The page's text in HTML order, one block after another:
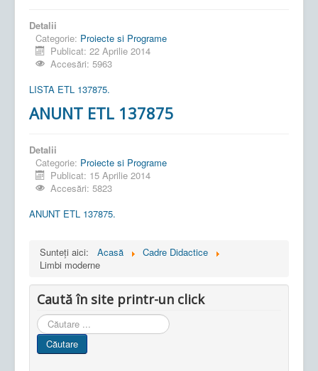
Detalii
Categorie: Proiecte si Programe
Publicat: 22 Aprilie 2014
Accesări: 5963
LISTA ETL 137875.
ANUNT ETL 137875
Detalii
Categorie: Proiecte si Programe
Publicat: 15 Aprilie 2014
Accesări: 5823
ANUNT ETL 137875.
Sunteți aici: Acasă
Cadre Didactice
Limbi moderne
Caută în site printr-un click
Cauta
in
site
Căutare